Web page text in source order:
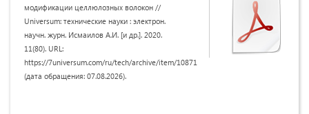
модификации целлюлозных волокон //
Universum: технические науки : электрон.
научн. журн. Исмаилов А.И. [и др.]. 2020.
11(80). URL:
https://7universum.com/ru/tech/archive/item/10871
(дата обращения: 07.08.2026).